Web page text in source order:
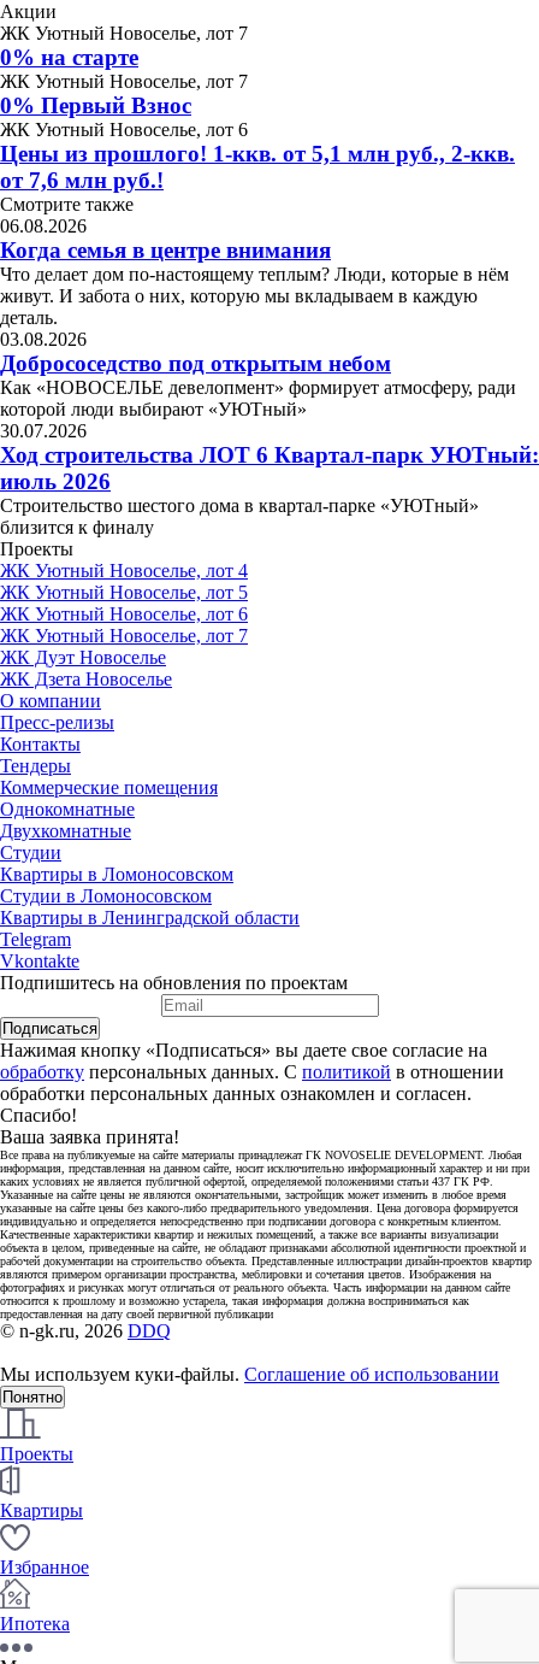
Акции
ЖК Уютный Новоселье, лот 7
0% на старте
ЖК Уютный Новоселье, лот 7
0% Первый Взнос
ЖК Уютный Новоселье, лот 6
Цены из прошлого! 1-ккв. от 5,1 млн руб., 2-ккв.
от 7,6 млн руб.!
Смотрите также
06.08.2026
Когда семья в центре внимания
Что делает дом по-настоящему теплым? Люди, которые в нём
живут. И забота о них, которую мы вкладываем в каждую
деталь.
03.08.2026
Добрососедство под открытым небом
Как «НОВОСЕЛЬЕ девелопмент» формирует атмосферу, ради
которой люди выбирают «УЮТный»
30.07.2026
Ход строительства ЛОТ 6 Квартал-парк УЮТный:
июль 2026
Строительство шестого дома в квартал-парке «УЮТный»
близится к финалу
Проекты
ЖК Уютный Новоселье, лот 4
ЖК Уютный Новоселье, лот 5
ЖК Уютный Новоселье, лот 6
ЖК Уютный Новоселье, лот 7
ЖК Дуэт Новоселье
ЖК Дзета Новоселье
О компании
Пресс-релизы
Контакты
Тендеры
Коммерческие помещения
Однокомнатные
Двухкомнатные
Студии
Квартиры в Ломоносовском
Студии в Ломоносовском
Квартиры в Ленинградской области
Telegram
Vkontakte
Подпишитесь на обновления по проектам
Подписаться
Нажимая кнопку «Подписаться» вы даете свое согласие на
обработку персональных данных. С политикой в отношении
обработки персональных данных ознакомлен и согласен.
Спасибо!
Ваша заявка принята!
Все права на публикуемые на сайте материалы принадлежат ГК NOVOSELIE DEVELOPMENT. Любая
информация, представленная на данном сайте, носит исключительно информационный характер и ни при
каких условиях не является публичной офертой, определяемой положениями статьи 437 ГК РФ.
Указанные на сайте цены не являются окончательными, застройщик может изменить в любое время
указанные на сайте цены без какого-либо предварительного уведомления. Цена договора формируется
индивидуально и определяется непосредственно при подписании договора с конкретным клиентом.
Качественные характеристики квартир и нежилых помещений, а также все варианты визуализации
объекта в целом, приведенные на сайте, не обладают признаками абсолютной идентичности проектной и
рабочей документации на строительство объекта. Представленные иллюстрации дизайн-проектов квартир
являются примером организации пространства, меблировки и сочетания цветов. Изображения на
фотографиях и рисунках могут отличаться от реального объекта. Часть информации на данном сайте
относится к прошлому и возможно устарела, такая информация должна восприниматься как
предоставленная на дату своей первичной публикации
© n-gk.ru, 2026 DDQ
Мы используем куки-файлы. Соглашение об использовании
Понятно
Проекты
Квартиры
Избранное
Ипотека